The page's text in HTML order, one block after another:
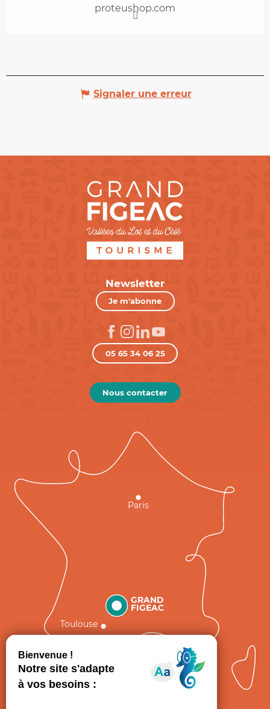
proteushop.com
Signaler une erreur
Newsletter
Je m'abonne
05 65 34 06 25
Nous contacter
GRAND
FIGEAC
Toulouse
Paris